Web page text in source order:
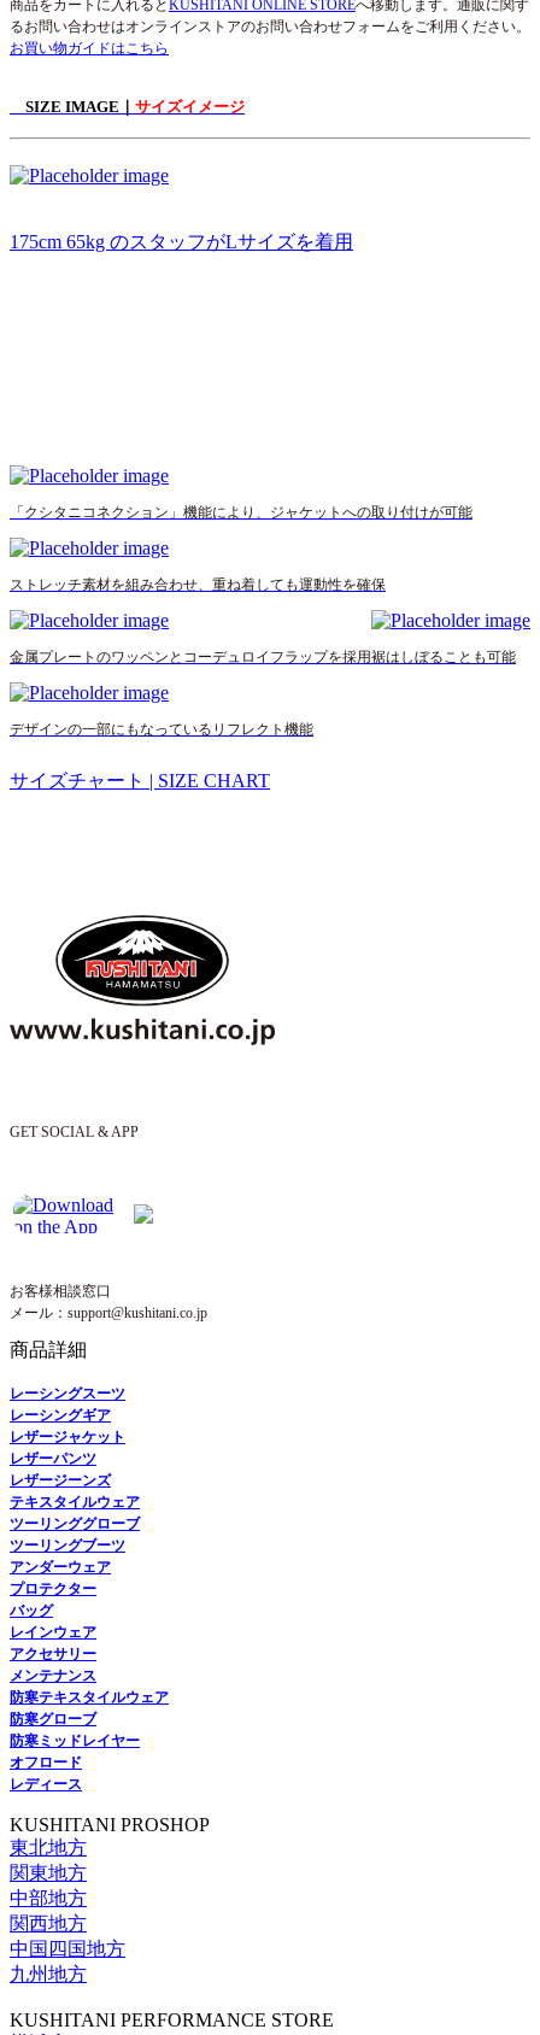
商品をカートに入れると KUSHITANI ONLINE STOREへ移動します。通販に関す
るお問い合わせはオンラインストアのお問い合わせフォームをご利用ください。
お買い物ガイドはこちら
SIZE IMAGE｜ サイズイメージ
175cm 65kg のスタッフがLサイズを着用
「クシタニコネクション」機能により、ジャケットへの取り付けが可能
ストレッチ素材を組み合わせ、重ね着しても運動性を確保
金属プレートのワッペンとコーデュロイフラップを採用裾はしぼることも可能
デザインの一部にもなっているリフレクト機能
サイズチャート | SIZE CHART
GET SOCIAL & APP
お客様相談窓口
メール：support@kushitani.co.jp
商品詳細
レーシングスーツ
レーシングギア
レザージャケット
レザーパンツ
レザージーンズ
テキスタイルウェア
ツーリンググローブ
ツーリングブーツ
アンダーウェア
プロテクター
バッグ
レインウェア
アクセサリー
メンテナンス
防寒テキスタイルウェア
防寒グローブ
防寒ミッドレイヤー
オフロード
レディース
KUSHITANI PROSHOP
東北地方
関東地方
中部地方
関西地方
中国四国地方
九州地方
KUSHITANI PERFORMANCE STORE